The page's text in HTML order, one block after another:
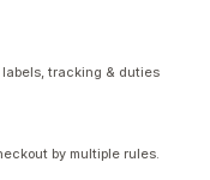
labels, tracking & duties
by multiple rules.